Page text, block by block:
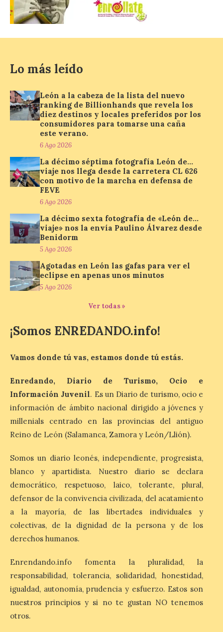
La Universidad de León
retoma las excavaciones
en La Peña del Castro para
Hierro
La novena campaña
arqueológica centrará sus
trabajos en el estudio de la
organización urbana y la
vida cotidiana del poblado
y contará con la participación de
estudiantes del grado en Historia. La
excavación se complementará con
actividades de divulgación abiertas […]
El Mercado Medieval abre
sus puertas en La Bañeza
con más de 60 puestos y
un amplio programa de
animación.
6 Ago 2026
La programación
calendario de actividades
de animación dirigidas a
martes 4 de agosto una nueva edición de
hasta el próximo 6 […]
Un viaje a la Antigüedad:
el Museo del Prado
propone un recorrido por
inspiración clásica
6 Ago 2026
Al hilo del estreno de La
Odisea de Christopher
Nolan. La pieza de vídeo
reúne una selección de
obras relacionadas con la
evocador tema de La […]
Patrimonio Nacional
cancela la temporada de
Lo más leído
León a la cabeza de la lista del nuevo
ranking de Billionhands que revela los
diez destinos y locales preferidos por los
consumidores para tomarse una caña
este verano.
6 Ago 2026
La décimo séptima fotografía León de…
viaje nos llega desde la carretera CL 626
con motivo de la marcha en defensa de
FEVE
6 Ago 2026
La décimo sexta fotografía de «León de…
viaje» nos la envía Paulino Álvarez desde
Benidorm
5 Ago 2026
Agotadas en León las gafas para ver el
eclipse en apenas unos minutos
5 Ago 2026
Ver todas »
¡Somos ENREDANDO.info!
Vamos donde tú vas, estamos donde tú estás.
Enredando, Diario de Turismo, Ocio e
Información Juvenil. Es un Diario de turismo, ocio e
información de ámbito nacional dirigido a jóvenes y
millenials centrado en las provincias del antiguo
Reino de León (Salamanca, Zamora y León/Llión).
Somos un diario leonés, independiente, progresista,
blanco y apartidista. Nuestro diario se declara
democrático, respetuoso, laico, tolerante, plural,
defensor de la convivencia civilizada, del acatamiento
a la mayoría, de las libertades individuales y
colectivas, de la dignidad de la persona y de los
derechos humanos.
Enrendando.info fomenta la pluralidad, la
responsabilidad, tolerancia, solidaridad, honestidad,
igualdad, autonomía, prudencia y esfuerzo. Estos son
nuestros principios y si no te gustan NO tenemos
otros.